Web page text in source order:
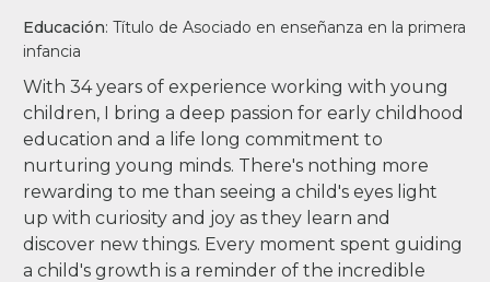
Educación:Título de Asociado en enseñanza en la primera
infancia
With 34 years of experience working with young
children, I bring a deep passion for early childhood
education and a life long commitment to
nurturing young minds. There's nothing more
rewarding to me than seeing a child's eyes light
up with curiosity and joy as they learn and
discover new things. Every moment spent guiding
a child's growth is a reminder of the incredible